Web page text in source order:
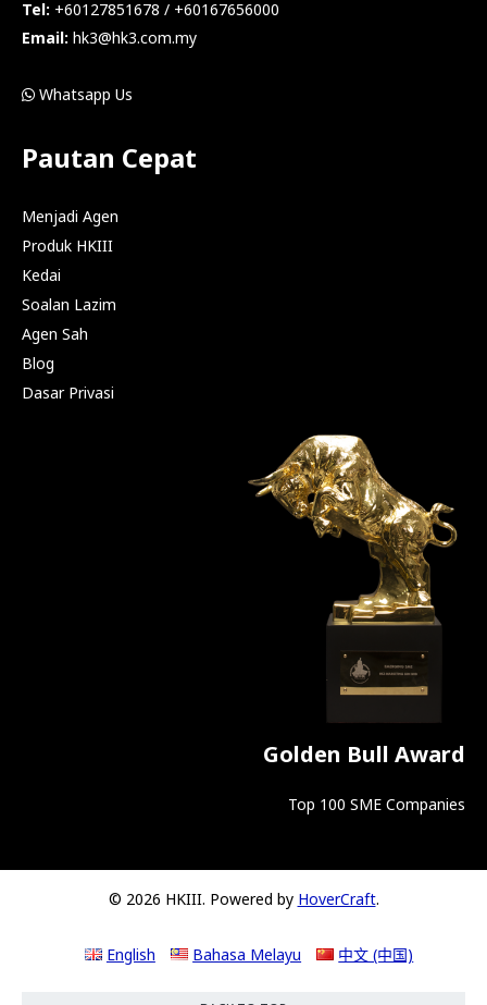
Tel: +60127851678 / +60167656000
Email: hk3@hk3.com.my
Whatsapp Us
Pautan Cepat
Menjadi Agen
Produk HKIII
Kedai
Soalan Lazim
Agen Sah
Blog
Dasar Privasi
Golden Bull Award
Top 100 SME Companies
© 2026 HKIII. Powered by HoverCraft.
English Bahasa Melayu 中文 (中国)